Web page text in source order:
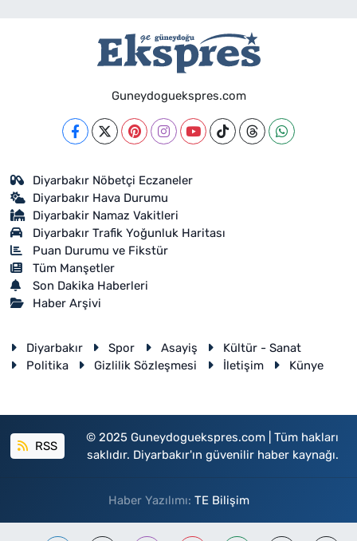
Guneydoguekspres.com
Diyarbakır Nöbetçi Eczaneler
Diyarbakır Hava Durumu
Diyarbakir Namaz Vakitleri
Diyarbakır Trafik Yoğunluk Haritası
Puan Durumu ve Fikstür
Tüm Manşetler
Son Dakika Haberleri
Haber Arşivi
Diyarbakır Spor Asayiş
Kültür - Sanat
Politika
Gizlilik Sözleşmesi İletişim Künye
RSS
© 2025 Guneydoguekspres.com | Tüm hakları
saklıdır. Diyarbakır'ın güvenilir haber kaynağı.
Haber Yazılımı: TE Bilişim